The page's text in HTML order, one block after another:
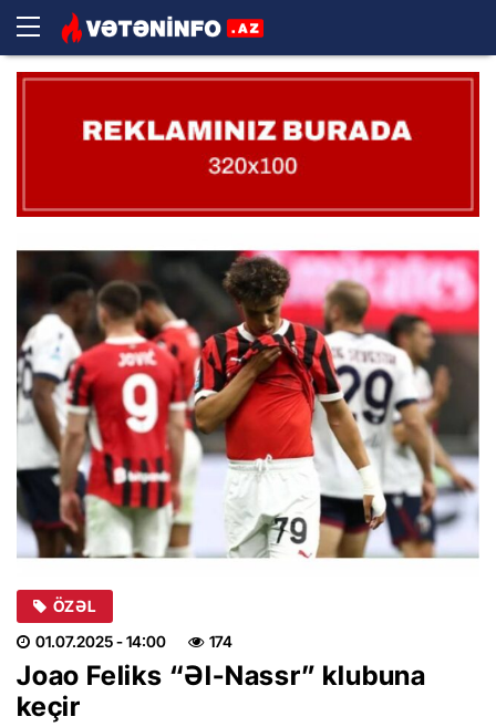
ÖZƏL
01.07.2025- 14:00 174
Joao Feliks “Əl-Nassr” klubuna
keçir